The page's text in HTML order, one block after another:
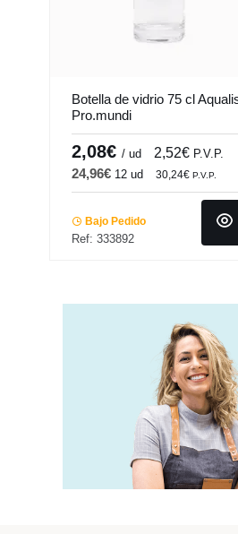
Botella de vidrio 75 cl
Pro.mundi
2,08€ / ud 2,52€ P.V.P.
24,96€ 12 ud 30,24€ P.V.P.
Bajo Pedido
Ref: 333892